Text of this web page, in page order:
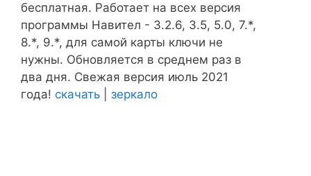
бесплатная. Работает на всех версия
программы Навител - 3.2.6, 3.5, 5.0, 7.*,
8.*, 9.*, для самой карты ключи не
нужны. Обновляется в среднем раз в
два дня. Свежая версия июль 2021
года! скачать зеркало